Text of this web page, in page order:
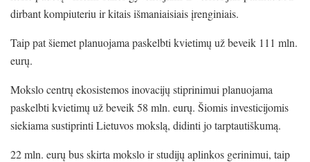
dirbant kompiuteriu ir kitais išmaniaisiais įrenginiais.
Taip pat šiemet planuojama paskelbti kvietimų už beveik 111 mln.
eurų.
Mokslo centrų ekosistemos inovacijų stiprinimui planuojama
paskelbti kvietimų už beveik 58 mln. eurų. Šiomis investicijomis
siekiama sustiprinti Lietuvos mokslą, didinti jo tarptautiškumą.
22 mln. eurų bus skirta mokslo ir studijų aplinkos gerinimui, taip